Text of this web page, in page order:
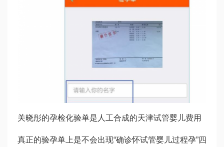
关晓彤的孕检化验单是人工合成的天津试管婴儿费用
真正的验孕单上是不会出现“确诊怀试管婴儿过程孕”四